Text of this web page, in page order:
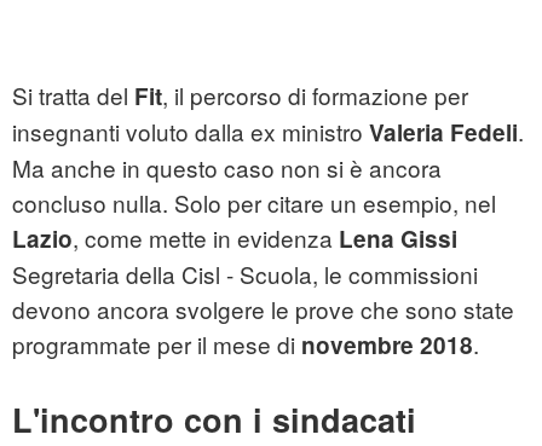
Si tratta del Fit, il percorso di formazione per
insegnanti voluto dalla ex ministro Valeria Fedeli.
Ma anche in questo caso non si è ancora
concluso nulla. Solo per citare un esempio, nel
Lazio, come mette in evidenza Lena Gissi
Segretaria della Cisl - Scuola, le commissioni
devono ancora svolgere le prove che sono state
programmate per il mese di novembre 2018.
L'incontro con i sindacati